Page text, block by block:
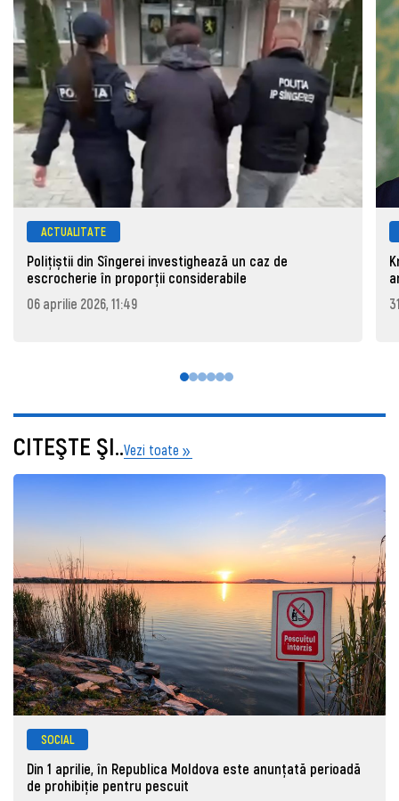
ACTUALITATE
Polițiștii din Sîngerei investighează un caz de
escrocherie în proporții considerabile
06 aprilie 2026, 11:49
CITEŞTE ŞI..Vezi toate
SOCIAL
Din 1 aprilie, în Republica Moldova este anunţată perioadă
de prohibiţie pentru pescuit